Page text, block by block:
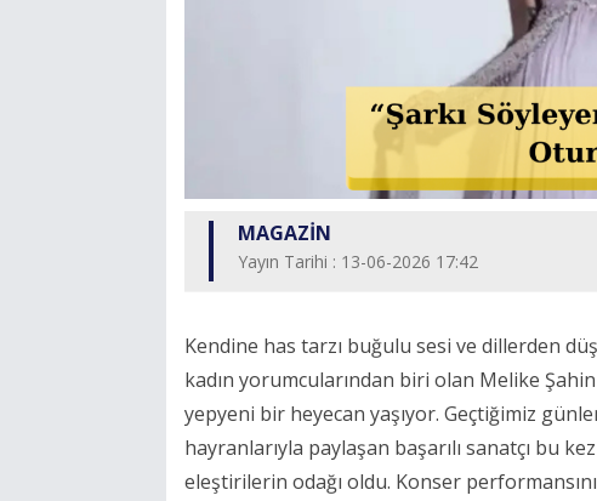
MAGAZİN
Yayın Tarihi : 13-06-2026 17:42
Kendine has tarzı buğulu sesi ve dillerden
kadın yorumcularından biri olan Melike
yepyeni bir heyecan yaşıyor. Geçtiğimiz
hayranlarıyla paylaşan başarılı sanatçı bu
eleştirilerin odağı oldu. Konser